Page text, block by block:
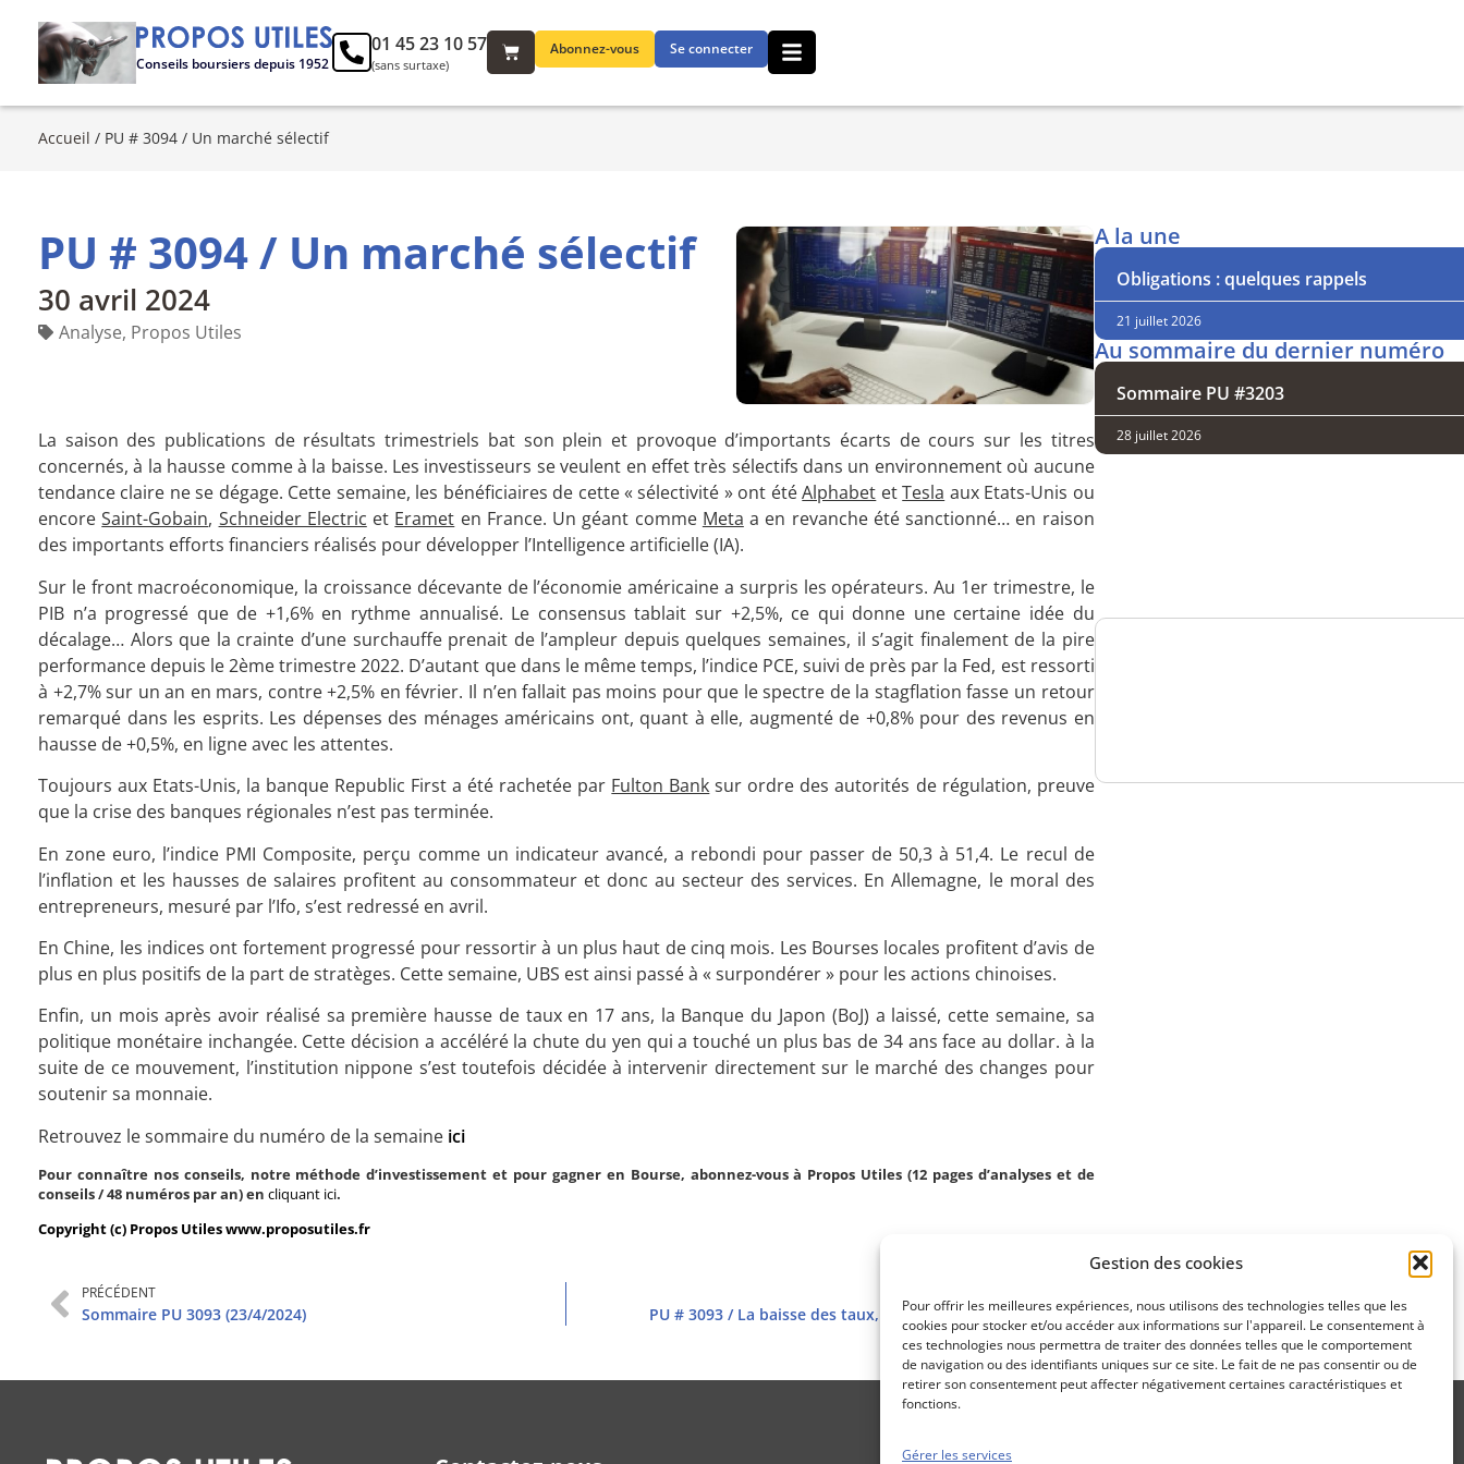
Gestion des cookies
Pour offrir les meilleures expériences, nous utilisons des technologies telles que les
cookies pour stocker et/ou accéder aux informations sur l'appareil. Le consentement à
ces technologies nous permettra de traiter des données telles que le comportement
de navigation ou des identifiants uniques sur ce site. Le fait de ne pas consentir ou de
retirer son consentement peut affecter négativement certaines caractéristiques et
fonctions.
Gérer les services
Conseils boursiers depuis 1952
Abonnez-vous Se connecter
01 45 23 10 57
(sans surtaxe)
Accueil / PU # 3094 / Un marché sélectif
PU # 3094 / Un marché sélectif
30 avril 2024
Analyse, Propos Utiles
La saison des publications de résultats trimestriels bat son plein et provoque d’importants écarts de cours sur les titres
concernés, à la hausse comme à la baisse. Les investisseurs se veulent en effet très sélectifs dans un environnement où aucune
tendance claire ne se dégage. Cette semaine, les bénéficiaires de cette « sélectivité » ont étéAlphabet etTesla aux Etats-Unis ou
encoreSaint-Gobain, Schneider Electric et Eramet en France. Un géant comme Meta a en revanche été sanctionné… en raison
des importants efforts financiers réalisés pour développer l’Intelligence artificielle (IA).
Sur le front macroéconomique, la croissance décevante de l’économie américaine a surpris les opérateurs. Au 1er trimestre, le
PIB n’a progressé que de +1,6% en rythme annualisé. Le consensus tablait sur +2,5%, ce qui donne une certaine idée du
décalage… Alors que la crainte d’une surchauffe prenait de l’ampleur depuis quelques semaines, il s’agit finalement de la pire
performance depuis le 2ème trimestre 2022. D’autant que dans le même temps, l’indice PCE, suivi de près par la Fed, est ressorti
à +2,7% sur un an en mars, contre +2,5% en février. Il n’en fallait pas moins pour que le spectre de la stagflation fasse un retour
remarqué dans les esprits. Les dépenses des ménages américains ont, quant à elle, augmenté de +0,8% pour des revenus en
hausse de +0,5%, en ligne avec les attentes.
Toujours aux Etats-Unis, la banque Republic First a été rachetée par Fulton Bank sur ordre des autorités de régulation, preuve
que la crise des banques régionales n’est pas terminée.
En zone euro, l’indice PMI Composite, perçu comme un indicateur avancé, a rebondi pour passer de 50,3 à 51,4. Le recul de
l’inflation et les hausses de salaires profitent au consommateur et donc au secteur des services. En Allemagne, le moral des
entrepreneurs, mesuré par l’Ifo, s’est redressé en avril.
En Chine, les indices ont fortement progressé pour ressortir à un plus haut de cinq mois. Les Bourses locales profitent d’avis de
plus en plus positifs de la part de stratèges. Cette semaine, UBS est ainsi passé à « surpondérer » pour les actions chinoises.
Enfin, un mois après avoir réalisé sa première hausse de taux en 17 ans, la Banque du Japon (BoJ) a laissé, cette semaine, sa
politique monétaire inchangée. Cette décision a accéléré la chute du yen qui a touché un plus bas de 34 ans face au dollar. à la
suite de ce mouvement, l’institution nippone s’est toutefois décidée à intervenir directement sur le marché des changes pour
soutenir sa monnaie.
Retrouvez le sommaire du numéro de la semaine ici
Pour connaître nos conseils, notre méthode d’investissement et pour gagner en Bourse, abonnez-vous à Propos Utiles (12 pages d’analyses et de
conseils / 48 numéros par an) en cliquant ici.
Copyright (c) Propos Utiles www.proposutiles.fr
PRÉCÉDENT
Sommaire PU 3093 (23/4/2024) PU # 3093 / La baisse des taux, de nouveau reportée ?
A la une
Obligations : quelques rappels
21 juillet 2026
Au sommaire du dernier numéro
Sommaire PU #3203
28 juillet 2026